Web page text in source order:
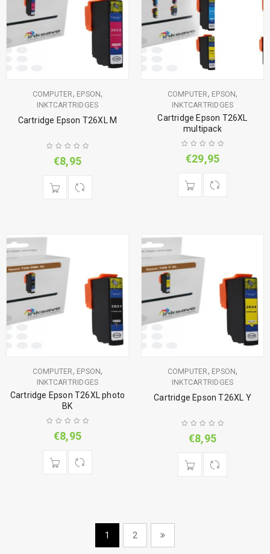
COMPUTER, EPSON,
INKTCARTRIDGES
Cartridge Epson T26XL M
€8,95
COMPUTER, EPSON,
INKTCARTRIDGES
Cartridge Epson T26XL
multipack
€29,95
COMPUTER, EPSON,
INKTCARTRIDGES
Cartridge Epson T26XL photo
BK
€8,95
COMPUTER, EPSON,
INKTCARTRIDGES
Cartridge Epson T26XL Y
€8,95
1 2